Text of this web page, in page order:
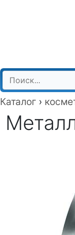
Каталог ›